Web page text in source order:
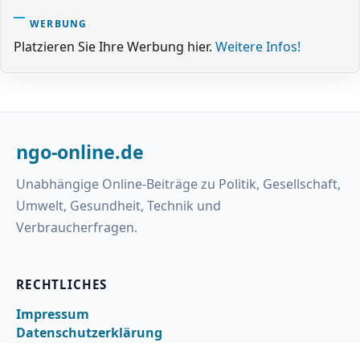
WERBUNG
Platzieren Sie Ihre Werbung hier. Weitere Infos!
ngo-online.de
Unabhängige Online-Beiträge zu Politik, Gesellschaft,
Umwelt, Gesundheit, Technik und
Verbraucherfragen.
RECHTLICHES
Impressum
Datenschutzerklärung